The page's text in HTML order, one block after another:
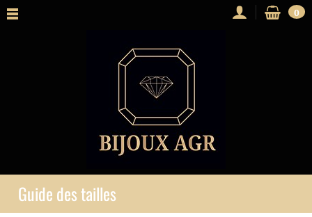
0
Guide des tailles